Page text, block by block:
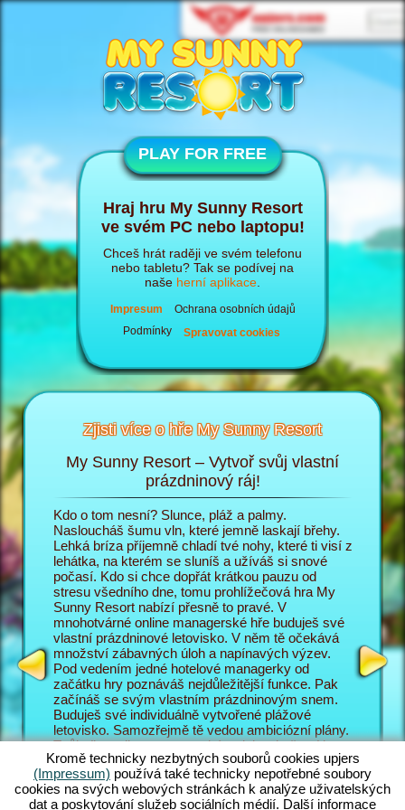
PLAY FOR FREE
Hraj hru My Sunny Resort
ve svém PC nebo laptopu!
Chceš hrát raději ve svém telefonu
nebo tabletu? Tak se podívej na
naše herní aplikace
Impresum
Ochrana osobních údajů
Podmínky
Spravovat cookies
Zjisti více o hře My Sunny Resort
My Sunny Resort – Vytvoř svůj vlastní
prázdninový ráj!
Kdo o tom nesní? Slunce, pláž a palmy.
Nasloucháš šumu vln, které jemně laskají břehy.
Lehká bríza příjemně chladí tvé nohy, které ti visí z
lehátka, na kterém se sluníš a užíváš si snové
počasí. Kdo si chce dopřát krátkou pauzu od
stresu všedního dne, tomu prohlížečová hra My
Sunny Resort nabízí přesně to pravé. V
mnohotvárné online managerské hře buduješ své
vlastní prázdninové letovisko. V něm tě očekává
množství zábavných úloh a napínavých výzev.
Pod vedením jedné hotelové managerky od
začátku hry poznáváš nejdůležitější funkce. Pak
začínáš se svým vlastním prázdninovým snem.
Buduješ své individuálně vytvořené plážové
letovisko. Samozřejmě tě vedou ambiciózní plány.
Tvůj cíl v online managerském dobrodružství je co
nejlépe obsloužit tvé hosty a vybudovat ze svého
letoviska světoznámé 5 hvězdičkové zařízení. K
tomu máš pochopitelně k dispozici nesčetné
funkce a možnosti. Čím dál se v této plážové hře
V
do role
hosty
Sunny
jsou
také s
vyplácí
pozadí
úlohy,
Skvělé
Jak své
Kromě technicky nezbytných souborů cookies upjers
(Impressum) používá také technicky nepotřebné soubory
cookies na svých webových stránkách k analýze uživatelských
dat a poskytování služeb sociálních médií. Další informace